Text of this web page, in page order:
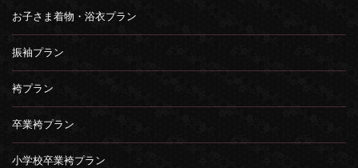
お子さま着物・浴衣プラン
振袖プラン
袴プラン
卒業袴プラン
小学校卒業袴プラン